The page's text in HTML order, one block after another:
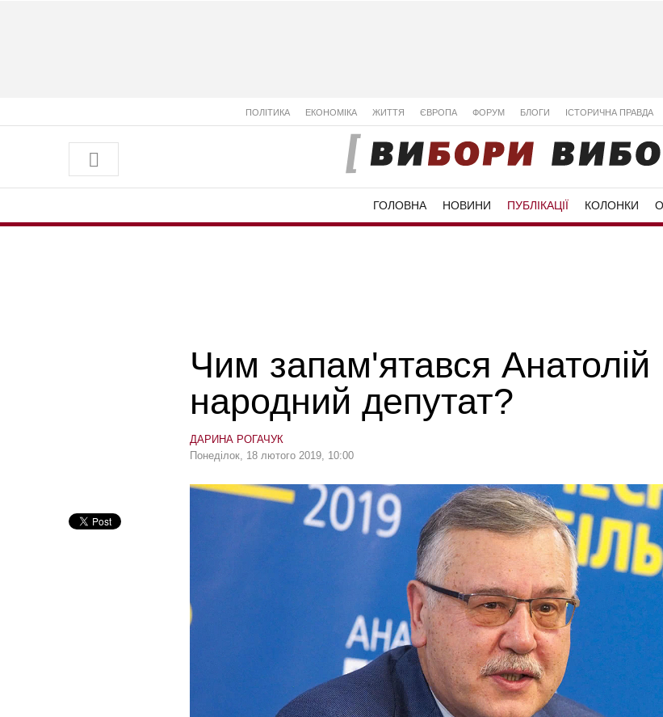
ПОЛІТИКА ЕКОНОМІКА ЖИТТЯ ЄВРОПА ФОРУМ БЛОГИ ІСТОРИЧНА ПРАВДА
ГОЛОВНА НОВИНИ ПУБЛІКАЦІЇ КОЛОНКИ
Чим запам'ятався Анатолій
народний депутат?
ДАРИНА РОГАЧУК
Понеділок, 18 лютого 2019, 10:00